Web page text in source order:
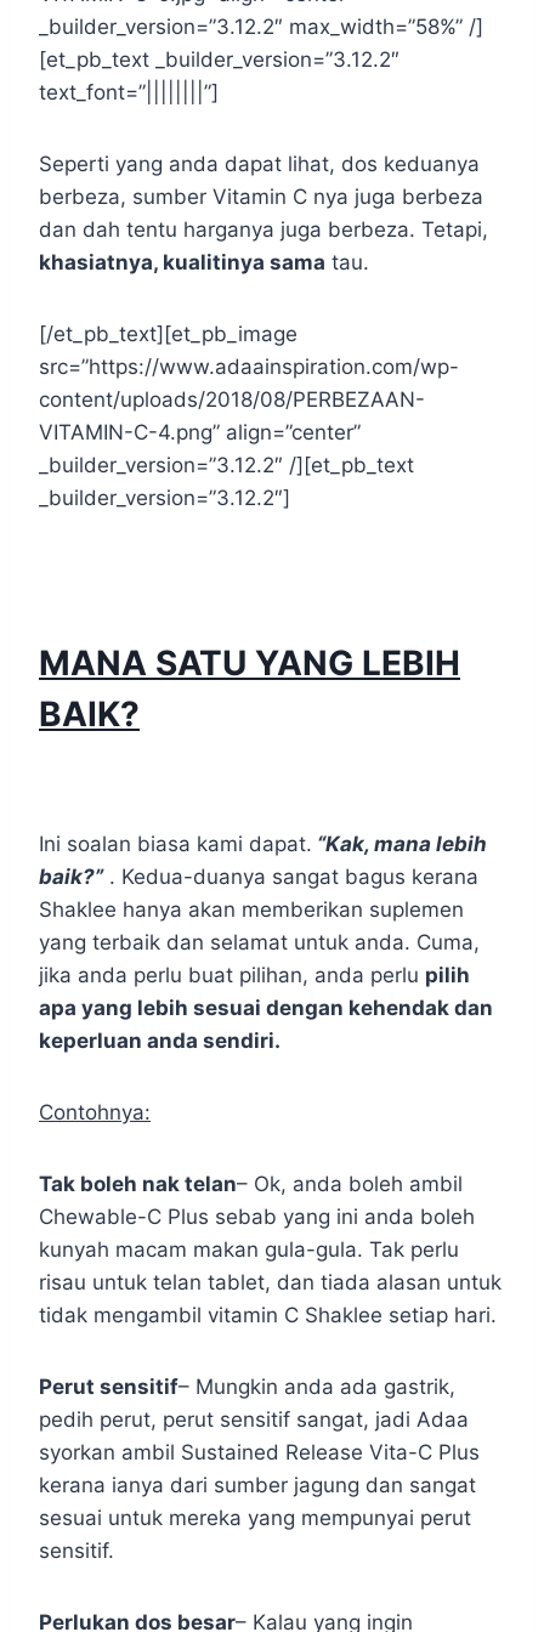
_builder_version=”3.12.2″ max_width=”58%” /]
[et_pb_text _builder_version=”3.12.2″
text_font=”||||||||”]
Seperti yang anda dapat lihat, dos keduanya
berbeza, sumber Vitamin C nya juga berbeza
dan dah tentu harganya juga berbeza. Tetapi,
khasiatnya, kualitinya sama tau.
[/et_pb_text][et_pb_image
src=”https://www.adaainspiration.com/wp-
content/uploads/2018/08/PERBEZAAN-
VITAMIN-C-4.png” align=”center”
_builder_version=”3.12.2″ /][et_pb_text
_builder_version=”3.12.2″]
MANA SATU YANG LEBIH
BAIK?
Ini soalan biasa kami dapat. “Kak, mana lebih
baik?”. Kedua-duanya sangat bagus kerana
Shaklee hanya akan memberikan suplemen
yang terbaik dan selamat untuk anda. Cuma,
jika anda perlu buat pilihan, anda perlu pilih
apa yang lebih sesuai dengan kehendak dan
keperluan anda sendiri.
Contohnya:
Tak boleh nak telan– Ok, anda boleh ambil
Chewable-C Plus sebab yang ini anda boleh
kunyah macam makan gula-gula. Tak perlu
risau untuk telan tablet, dan tiada alasan untuk
tidak mengambil vitamin C Shaklee setiap hari.
Perut sensitif– Mungkin anda ada gastrik,
pedih perut, perut sensitif sangat, jadi Adaa
syorkan ambil Sustained Release Vita-C Plus
kerana ianya dari sumber jagung dan sangat
sesuai untuk mereka yang mempunyai perut
sensitif.
Perlukan dos besar– Kalau yang ingin